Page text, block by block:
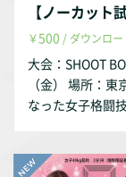
￥500 / ダウンロー
大会：SHOOT
（金） 場所：
なった女子格闘
ルールで対戦（